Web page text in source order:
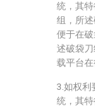
统，其
组，所
便于在
述破袋
载平台在
3.如权利
统，其